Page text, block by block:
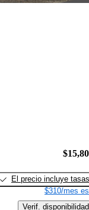
El precio incluye tasas
$310/mes
Verif. disponibilidad